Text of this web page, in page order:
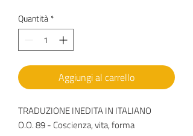
Quantità *
Aggiungi al carrello
TRADUZIONE INEDITA IN ITALIANO
O.O. 89 - Coscienza, vita, forma